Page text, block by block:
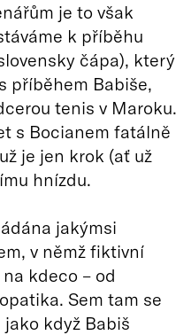
je to však
k příběhu
čápa), který
příběhem Babiše,
tenis v Maroku.
s Bocianem fatálně
je jen krok (ať už
hnízdu.
jakýmsi
v němž fiktivní
kdeco – od
Sem tam se
jako když Babiš